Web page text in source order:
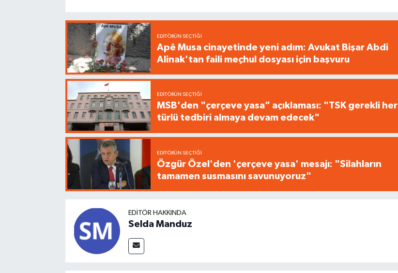
EDITÖRÜN SEÇTIĞI
Apê Musa cinayetinde yeni adım: Avukat Bişar Abdi
Alinak'tan faili meçhul dosyası için başvuru
EDITÖRÜN SEÇTIĞI
MSB'den "çerçeve yasa” açıklaması: "TSK gerekli her
türlü tedbiri almaya devam edecek"
EDITÖRÜN SEÇTIĞI
Özgür Özel'den 'çerçeve yasa' mesajı: "Silahların
tamamen susmasını savunuyoruz"
EDITÖR HAKKINDA
Selda Manduz